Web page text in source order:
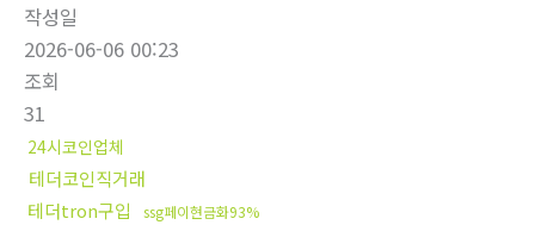
작성일
2026-06-06 00:23
조회
31
24시코인업체
테더코인직거래
테더tron구입
ssg페이현금화93%